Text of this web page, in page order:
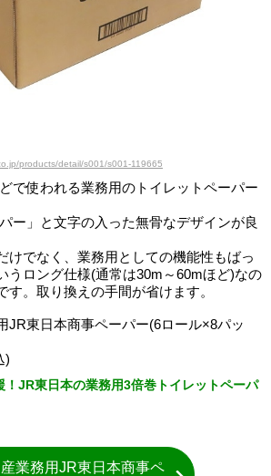
products/detail/s001/s001-119665
で使われる業務用のトイレットペーパー
ー」と文字の入った無骨なデザインが良
けでなく、業務用としての機能性もばっ
うロング仕様(通常は30m～60mほど)なの
す。取り換えの手間が省けます。
JR東日本商事ペーパー(6ロール×8パッ
)
！JR東日本の業務用3倍巻トイレットペーパ
業務用JR東日本商事ペ